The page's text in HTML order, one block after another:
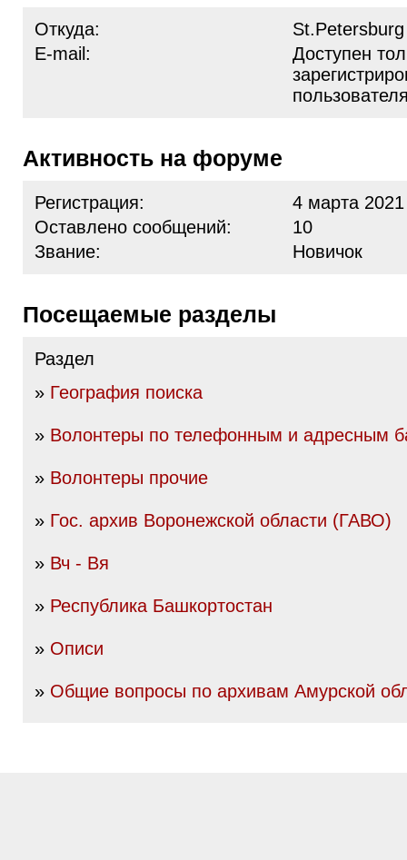
Откуда:
St.Petersburg
E-mail:
Доступен
Активность на форуме
Регистрация:
4 марта
Оставлено сообщений:
10
Звание:
Новичок
Посещаемые разделы
Раздел
» География поиска
» Волонтеры по телефонным и адресным
» Волонтеры прочие
» Гос. архив Воронежской области (ГАВО)
» Вч - Вя
» Республика Башкортостан
» Описи
» Общие вопросы по архивам Амурской